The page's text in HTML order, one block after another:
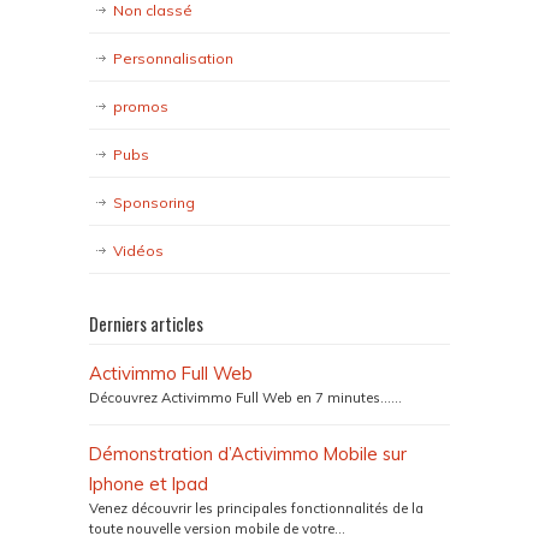
Non classé
Personnalisation
promos
Pubs
Sponsoring
Vidéos
Derniers articles
Activimmo Full Web
Découvrez Activimmo Full Web en 7 minutes…...
Démonstration d’Activimmo Mobile sur
Iphone et Ipad
Venez découvrir les principales fonctionnalités de la
toute nouvelle version mobile de votre...